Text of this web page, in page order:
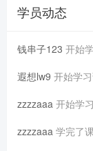
学员动态
钱串子123 开始
遐想lw9 开始学
zzzzaaa 开始学
zzzzaaa 学完了